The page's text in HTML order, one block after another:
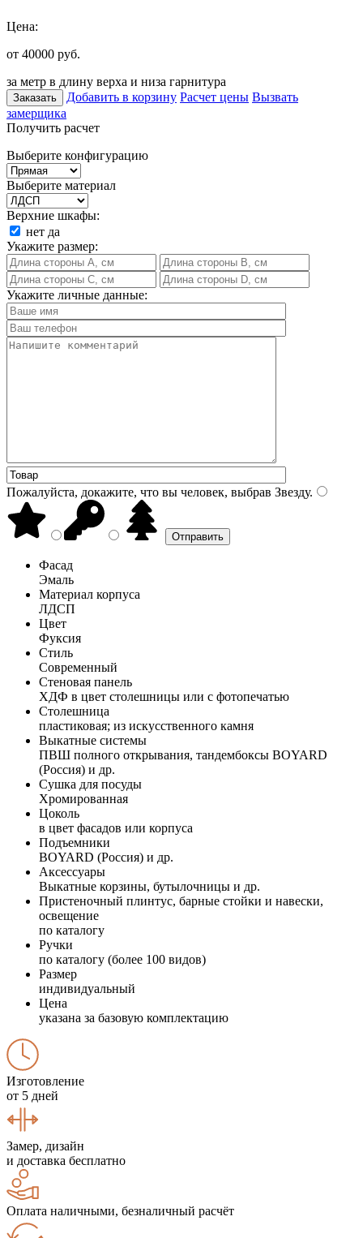
Цена:
от 40000 руб.
за метр в длину верха и низа гарнитура
Заказать Добавить в корзину Расчет цены Вызвать
замерщика
Получить расчет
Выберите конфигурацию
Выберите материал
Верхние шкафы:
нет да
Укажите размер:
Укажите личные данные:
Пожалуйста, докажите, что вы человек, выбрав Звезду.
Фасад
Эмаль
Материал корпуса
ЛДСП
Цвет
Фуксия
Стиль
Современный
Стеновая панель
ХДФ в цвет столешницы или с фотопечатью
Столешница
пластиковая; из искусственного камня
Выкатные системы
ПВШ полного открывания, тандембоксы BOYARD
(Россия) и др.
Сушка для посуды
Хромированная
Цоколь
в цвет фасадов или корпуса
Подъемники
BOYARD (Россия) и др.
Аксессуары
Выкатные корзины, бутылочницы и др.
Пристеночный плинтус, барные стойки и навески,
освещение
по каталогу
Ручки
по каталогу (более 100 видов)
Размер
индивидуальный
Цена
указана за базовую комплектацию
Изготовление
от 5 дней
Замер, дизайн
и доставка бесплатно
Оплата наличными, безналичный расчёт